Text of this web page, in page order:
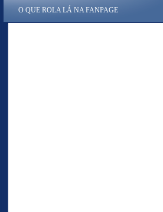
O QUE ROLA LÁ NA FANPAGE